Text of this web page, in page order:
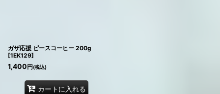
ガザ応援 ピースコーヒー 200g
[1EK129]
1,400 円 (税込)
カートに入れる